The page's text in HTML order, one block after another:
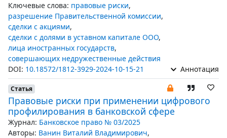
Ключевые слова: правовые риски,
разрешение Правительственной комиссии,
сделки с акциями,
сделки с долями в уставном капитале ООО,
лица иностранных государств,
совершающих недружественные действия
DOI: 10.18572/1812-3929-2024-10-15-21 Аннотация
Статья
Правовые риски при применении цифрового
профилирования в банковской сфере
Журнал: Банковское право № 03/2025
Авторы: Ванин Виталий Владимирович,